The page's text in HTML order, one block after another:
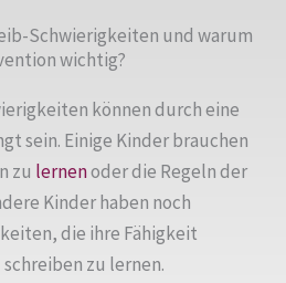
Schwierigkeiten und warum
wichtig?
können durch eine
sein. Einige Kinder brauchen
zu lernenoder die Regeln der
Kinder haben noch
die ihre Fähigkeit
zu lernen.